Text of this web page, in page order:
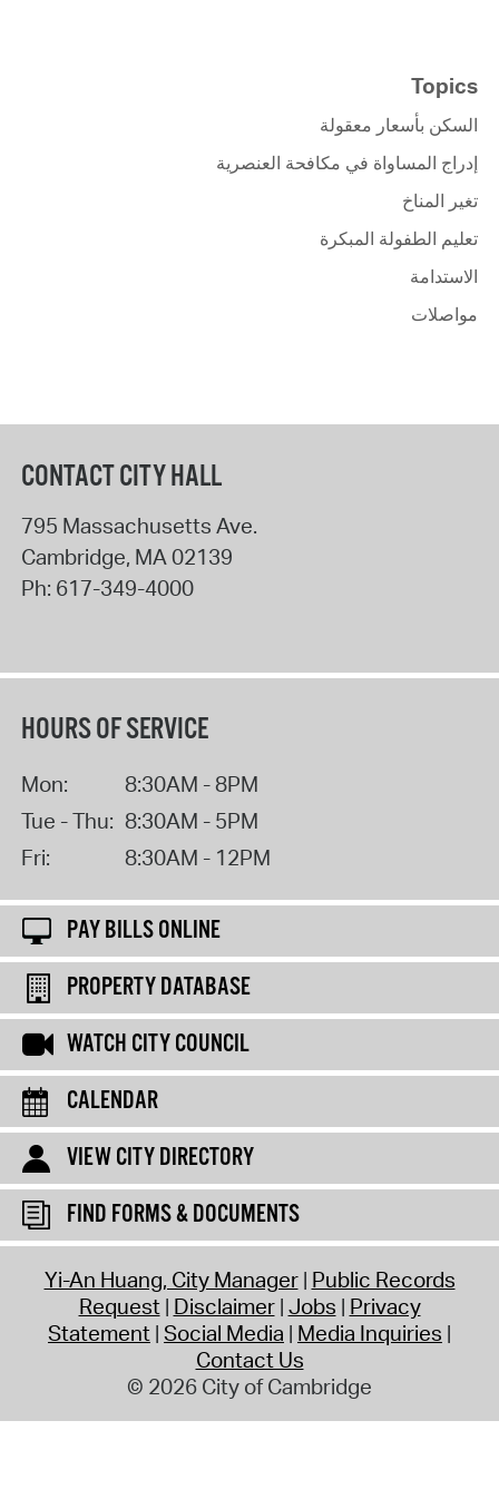
Topics
السكن بأسعار معقولة
إدراج المساواة في مكافحة العنصرية
تغير المناخ
تعليم الطفولة المبكرة
الاستدامة
مواصلات
CONTACT CITY HALL
795 Massachusetts Ave.
Cambridge, MA02139
Ph: 617-349-4000
HOURS OF SERVICE
Mon:
8:30AM - 8PM
Tue - Thu: 8:30AM - 5PM
Fri:
8:30AM - 12PM
PAY BILLS ONLINE
PROPERTY DATABASE
WATCH CITY COUNCIL
CALENDAR
VIEW CITY DIRECTORY
FIND FORMS & DOCUMENTS
Yi-An Huang, City Manager Public Records
Request Disclaimer Jobs Privacy
Statement Social Media Media Inquiries
Contact Us
© 2026 City of Cambridge